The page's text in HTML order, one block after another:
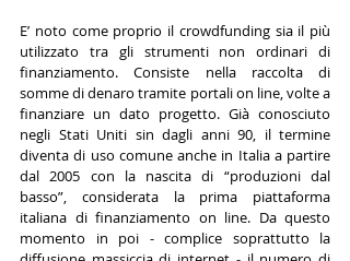
E’ noto come proprio il crowdfunding sia il più
utilizzato tra gli strumenti non ordinari di
finanziamento. Consiste nella raccolta di
somme di denaro tramite portali on line, volte a
finanziare un dato progetto. Già conosciuto
negli Stati Uniti sin dagli anni 90, il termine
diventa di uso comune anche in Italia a partire
dal 2005 con la nascita di “produzioni dal
basso”, considerata la prima piattaforma
italiana di finanziamento on line. Da questo
momento in poi - complice soprattutto la